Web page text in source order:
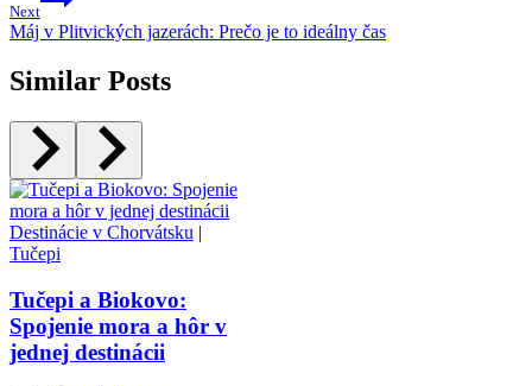
Next
Máj v Plitvických jazerách: Prečo je to ideálny čas
Similar Posts
Destinácie v Chorvátsku |
Tučepi
Tučepi a Biokovo:
Spojenie mora a hôr v
jednej destinácii